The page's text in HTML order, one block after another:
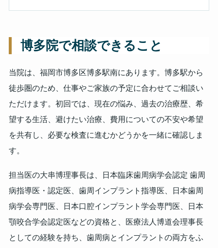
博多院で相談できること
当院は、福岡市博多区博多駅南にあります。博多駅から
徒歩圏のため、仕事やご家族の予定に合わせてご相談い
ただけます。初回では、現在の悩み、過去の治療歴、希
望する生活、避けたい治療、費用についての不安や希望
を共有し、必要な検査に進むかどうかを一緒に確認しま
す。
担当医の大串博理事長は、日本臨床歯周病学会認定 歯周
病指導医・認定医、歯周インプラント指導医、日本歯周
病学会専門医、日本口腔インプラント学会専門医、日本
顎咬合学会認定医などの資格と、医療法人博道会理事長
としての経験を持ち、歯周病とインプラントの両方をふ